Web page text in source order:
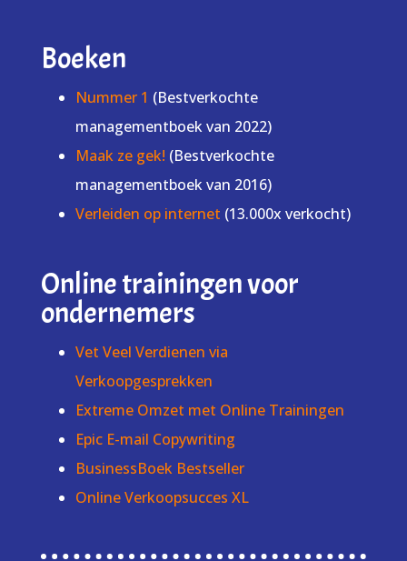
Boeken
Nummer 1 (Bestverkochte
managementboek van 2022)
Maak ze gek! (Bestverkochte
managementboek van 2016)
Verleiden op internet (13.000x verkocht)
Online trainingen voor
ondernemers
Vet Veel Verdienen via
Verkoopgesprekken
Extreme Omzet met Online Trainingen
Epic E-mail Copywriting
BusinessBoek Bestseller
Online Verkoopsucces XL